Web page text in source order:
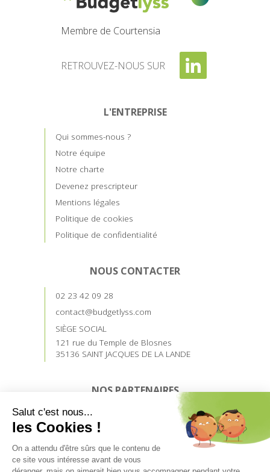
Membre de Courtensia
RETROUVEZ-NOUS SUR
L'ENTREPRISE
Qui sommes-nous ?
Notre équipe
Notre charte
Devenez prescripteur
Mentions légales
Politique de cookies
Politique de confidentialité
NOUS CONTACTER
02 23 42 09 28
contact@budgetlyss.com
SIÈGE SOCIAL
121 rue du Temple de Blosnes
35136 SAINT JACQUES DE LA LANDE
NOS PARTENAIRES
Devenez prescripteur
Accès prescripteurs